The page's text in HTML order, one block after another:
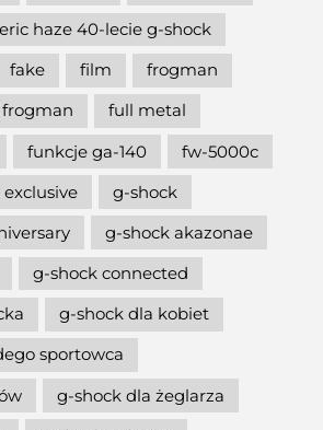
eric haze 40-lecie g-shock
fake film
frogman
full metal
funkcje ga-140
fw-5000c
g-shock
g-shock akazonae
g-shock connected
g-shock dla kobiet
sportowca
g-shock dla żeglarza